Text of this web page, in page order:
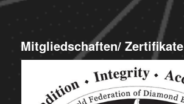
Mitgliedschaften/ Zertifikate